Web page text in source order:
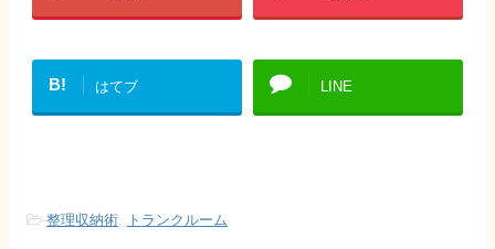
B! はてブ LINE
-整理収納術, トランクルーム